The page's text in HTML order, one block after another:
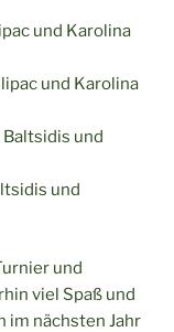
und Karolina
und Karolina
Baltsidis und
und
und
viel Spaß und
im nächsten Jahr